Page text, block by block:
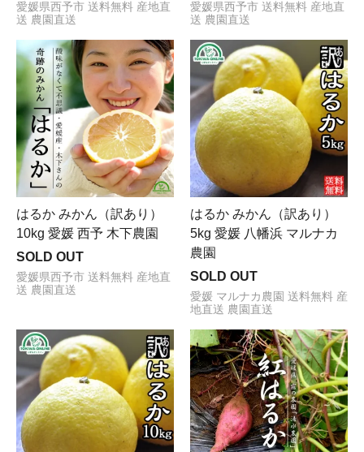
愛媛県西予市 送料無料 産地直
送 農園直送
愛媛県西予市 送料無料 産地直
送 農園直送
はるか みかん（訳あり）
10kg 愛媛 西予 木下農園
SOLD OUT
愛媛県西予市 送料無料 産地直
送 農園直送
はるか みかん（訳あり）
5kg 愛媛 八幡浜 マルナカ
農園
SOLD OUT
愛媛 マルナカ農園 送料無料 産
地直送 農園直送